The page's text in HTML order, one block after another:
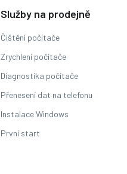
Služby na prodejně
Čištění počítače
Zrychlení počítače
Diagnostika počítače
Přenesení dat na telefonu
Instalace Windows
První start